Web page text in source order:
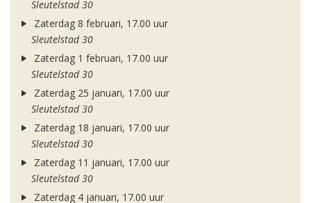
Sleutelstad 30
Zaterdag 8 februari, 17.00 uur
Sleutelstad 30
Zaterdag 1 februari, 17.00 uur
Sleutelstad 30
Zaterdag 25 januari, 17.00 uur
Sleutelstad 30
Zaterdag 18 januari, 17.00 uur
Sleutelstad 30
Zaterdag 11 januari, 17.00 uur
Sleutelstad 30
Zaterdag 4 januari, 17.00 uur